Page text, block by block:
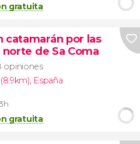
gratuita
catamarán por las
norte de Sa Coma
opiniones
, España
gratuita